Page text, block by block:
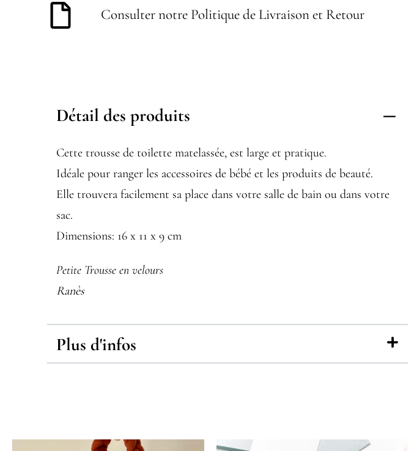
Consulter notre Politique de Livraison et Retour
Détail des produits
Cette trousse de toilette matelassée, est large et pratique.
Idéale pour ranger les accessoires de bébé et les produits de beauté.
Elle trouvera facilement sa place dans votre salle de bain ou dans votre
sac.
Dimensions: 16 x 11 x 9 cm
Petite Trousse en velours
Ranès
Plus d'infos